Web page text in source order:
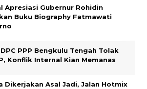
Apresiasi Gubernur Rohidin
Buku Biography Fatmawati
PPP Bengkulu Tengah Tolak
Konflik Internal Kian Memanas
Dikerjakan Asal Jadi, Jalan Hotmix